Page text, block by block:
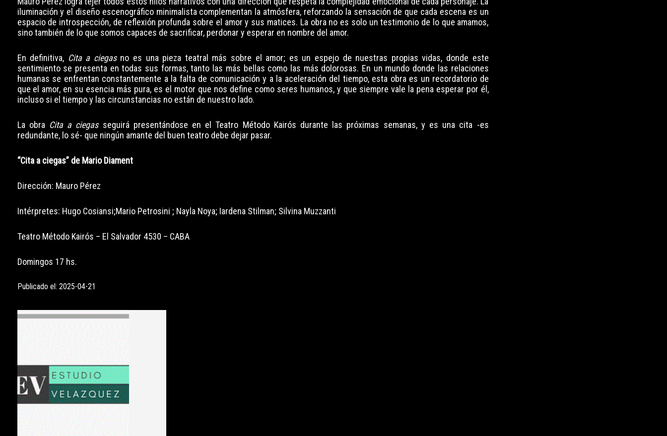
iluminación y el diseño escenográfico minimalista complementan la atmósfera, reforzando la sensación de que cada escena es un
espacio de introspección, de reflexión profunda sobre el amor y sus matices. La obra no es solo un testimonio de lo que amamos,
sino también de lo que somos capaces de sacrificar, perdonar y esperar en nombre del amor.
En definitiva, Cita a ciegasno es una pieza teatral más sobre el amor; es un espejo de nuestras propias vidas, donde este
sentimiento se presenta en todas sus formas, tanto las más bellas como las más dolorosas. En un mundo donde las relaciones
humanas se enfrentan constantemente a la falta de comunicación y a la aceleración del tiempo, esta obra es un recordatorio de
que el amor, en su esencia más pura, es el motor que nos define como seres humanos, y que siempre vale la pena esperar por él,
incluso si el tiempo y las circunstancias no están de nuestro lado.
La obra Cita a ciegasseguirá presentándose en el Teatro Método Kairós durante las próximas semanas, y es una cita -es
redundante, lo sé- que ningún amante del buen teatro debe dejar pasar.
“Cita a ciegas” de Mario Diament
Dirección: Mauro Pérez
Intérpretes: Hugo Cosiansi;Mario Petrosini ; Nayla Noya; Iardena Stilman; Silvina Muzzanti
Teatro Método Kairós – El Salvador 4530 – CABA
Domingos 17 hs.
Publicado el: 2025-04-21